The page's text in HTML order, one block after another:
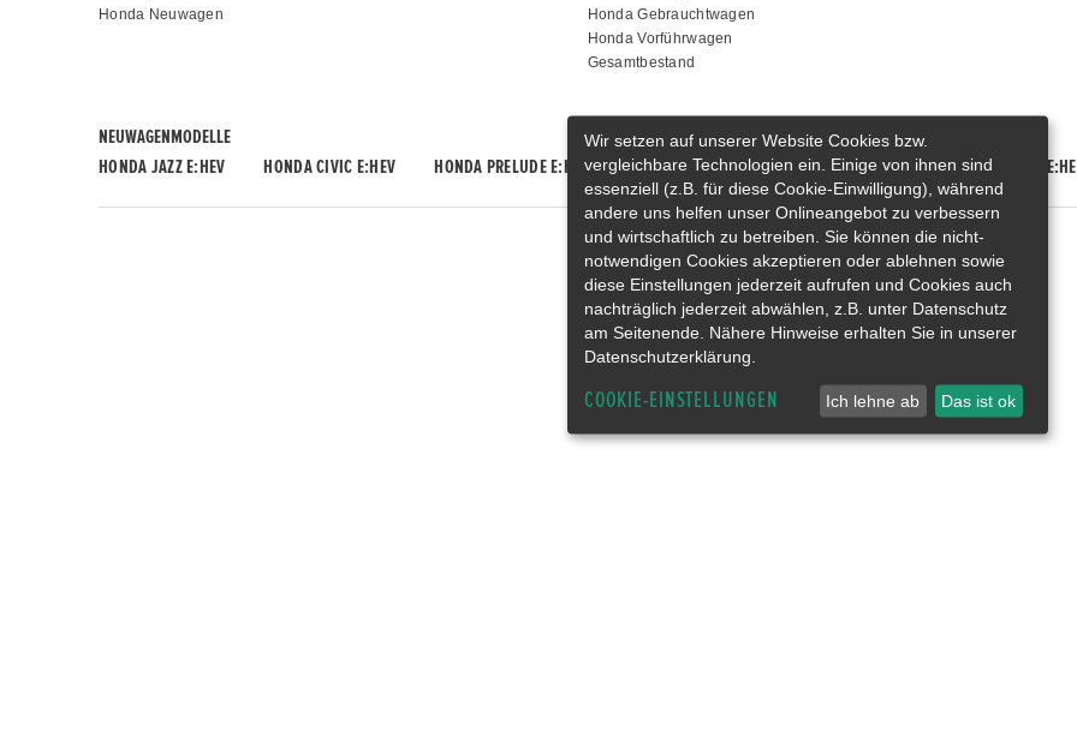
Honda Neuwagen
Honda Gebrauchtwagen
Honda Vorführwagen
Gesamtbestand
NEUWAGENMODELLE
HONDA JAZZ E:HEV
HONDA CIVIC E:HEV HONDA PRELUDE E:HEV HONDA HR-V E:HEV HONDA ZR-V E:HEV HONDA CR-V
Wir setzen auf unserer Website Cookies bzw.
vergleichbare Technologien ein. Einige von ihnen sind
essenziell (z.B. für diese Cookie-Einwilligung), während
andere uns helfen unser Onlineangebot zu verbessern
und wirtschaftlich zu betreiben. Sie können die nicht-
notwendigen Cookies akzeptieren oder ablehnen sowie
diese Einstellungen jederzeit aufrufen und Cookies auch
nachträglich jederzeit abwählen, z.B. unter Datenschutz
am Seitenende. Nähere Hinweise erhalten Sie in unserer
Datenschutzerklärung.
COOKIE-EINSTELLUNGEN Ich lehne ab Das ist ok